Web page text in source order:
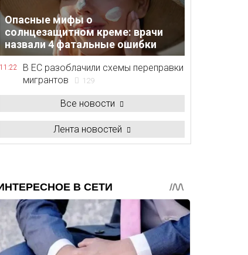
Опасные мифы о
солнцезащитном креме: врачи
назвали 4 фатальные ошибки
11:22
В ЕС разоблачили схемы переправки
мигрантов
129
Все новости
Лента новостей